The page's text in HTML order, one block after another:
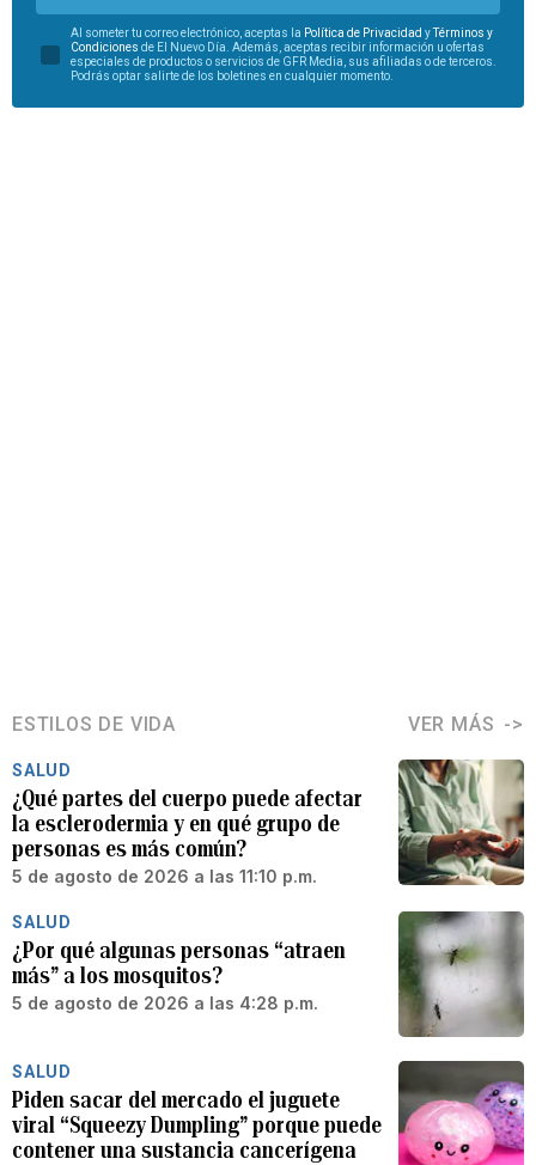
Al someter tu correo electrónico, aceptas la Política de Privacidad yTérminos y
Condiciones de El Nuevo Día. Además, aceptas recibir información u ofertas
especiales de productos o servicios de GFR Media, sus afiliadas o de terceros.
Podrás optar salirte de los boletines en cualquier momento.
ESTILOS DE VIDA VER MÁS
SALUD
¿Qué partes del cuerpo puede afectar
la esclerodermia y en qué grupo de
personas es más común?
5 de agosto de 2026 a las 11:10 p.m.
SALUD
¿Por qué algunas personas “atraen
más” a los mosquitos?
5 de agosto de 2026 a las 4:28 p.m.
SALUD
Piden sacar del mercado el juguete
viral “Squeezy Dumpling” porque puede
contener una sustancia cancerígena